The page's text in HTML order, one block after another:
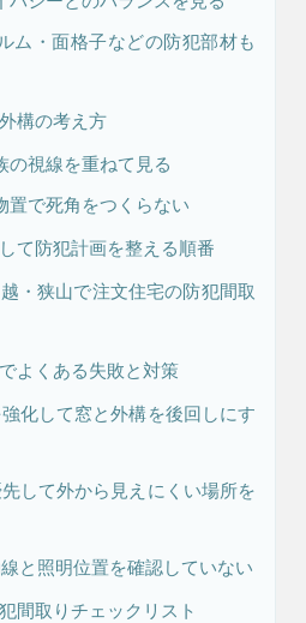
ム・面格子などの防犯部材も
構の考え方
の視線を重ねて見る
置で死角をつくらない
て防犯計画を整える順番
・狭山で注文住宅の防犯間取
よくある失敗と対策
化して窓と外構を後回しにす
して外から見えにくい場所を
と照明位置を確認していない
間取りチェックリスト